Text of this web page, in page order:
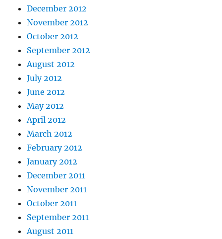
December 2012
November 2012
October 2012
September 2012
August 2012
July 2012
June 2012
May 2012
April 2012
March 2012
February 2012
January 2012
December 2011
November 2011
October 2011
September 2011
August 2011